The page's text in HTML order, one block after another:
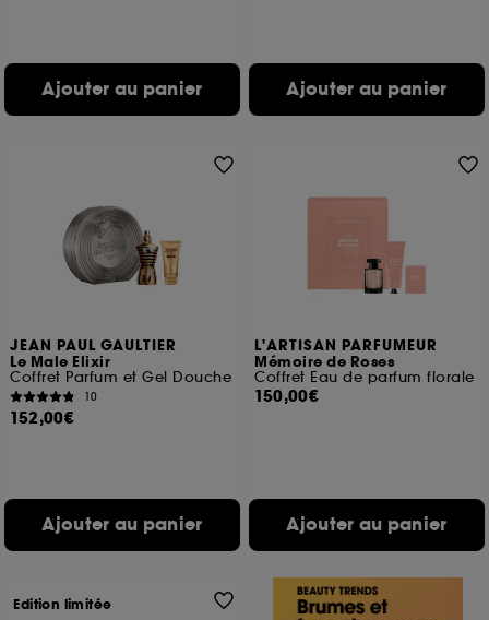
Ajouter au panier Ajouter au panier
JEAN PAUL GAULTIER
Le Male Elixir
Coffret Parfum et Gel Douche
10
152,00€
Ajouter au panier
L'ARTISAN PARFUMEUR
Mémoire de Roses
Coffret Eau de parfum florale
150,00€
Ajouter au panier
Edition limitée